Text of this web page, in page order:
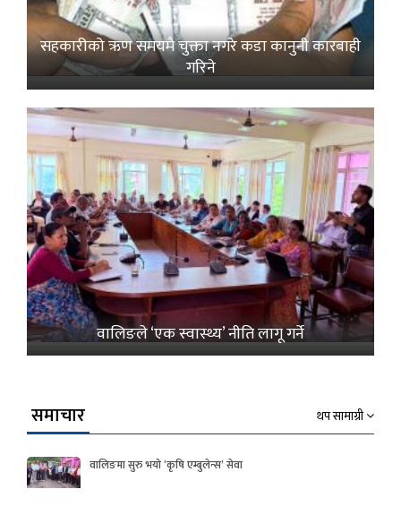
सहकारीको ऋण समयमै चुक्ता नगरे कडा कानुनी कारबाही
गरिने
वालिङले ‘एक स्वास्थ्य’ नीति लागू गर्ने
समाचार थप सामाग्री
वालिङमा सुरु भयो ‘कृषि एम्बुलेन्स’ सेवा